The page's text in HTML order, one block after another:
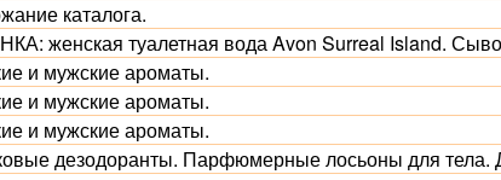
каталога.
женская туалетная вода Avon Surreal Island.
и мужские ароматы.
и мужские ароматы.
и мужские ароматы.
дезодоранты. Парфюмерные лосьоны для